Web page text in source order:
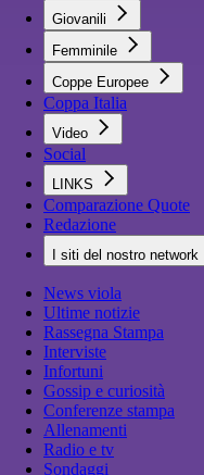
Giovanili
Femminile
Coppe Europee
Coppa Italia
Video
Social
LINKS
Comparazione Quote
Redazione
I siti del nostro network
News viola
Ultime notizie
Rassegna Stampa
Interviste
Infortuni
Gossip e curiosità
Conferenze stampa
Allenamenti
Radio e tv
Sondaggi